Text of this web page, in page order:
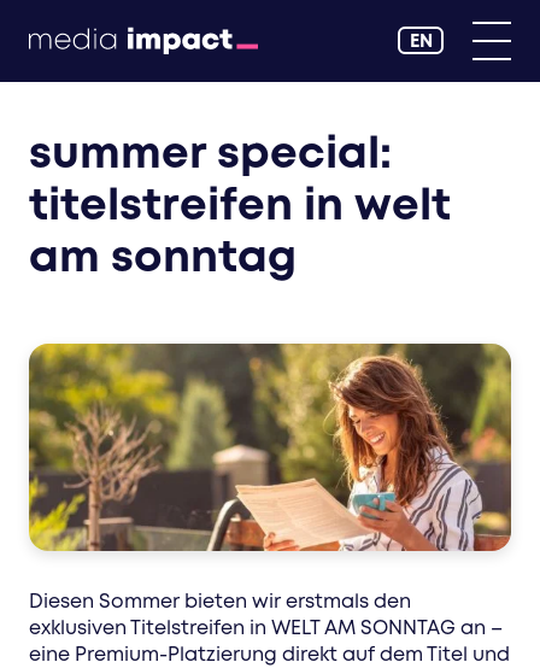
EN
summer special:
titelstreifen in welt
am sonntag
Diesen Sommer bieten wir erstmals den
exklusiven Titelstreifen in WELT AM SONNTAG an –
eine Premium-Platzierung direkt auf dem Titel und